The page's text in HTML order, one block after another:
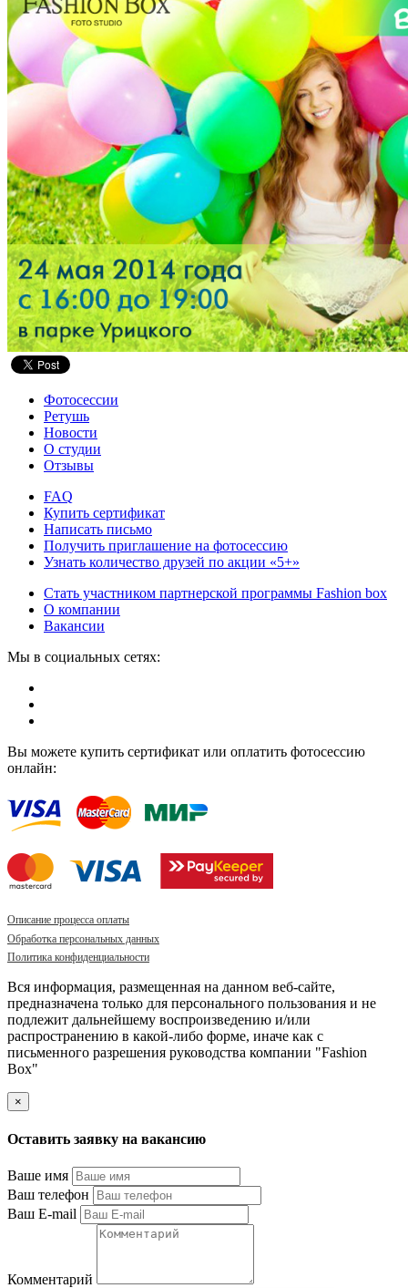
Фотосессии
Ретушь
Новости
О студии
Отзывы
FAQ
Купить сертификат
Написать письмо
Получить приглашение на фотосессию
Узнать количество друзей по акции «5+»
Стать участником партнерской программы Fashion box
О компании
Вакансии
Мы в социальных сетях:
Вы можете купить сертификат или оплатить фотосессию
онлайн:
Описание процесса оплаты
Обработка персональных данных
Политика конфиденциальности
Вся информация, размещенная на данном веб-сайте,
предназначена только для персонального пользования и не
подлежит дальнейшему воспроизведению и/или
распространению в какой-либо форме, иначе как с
письменного разрешения руководства компании "Fashion
Box"
×
Оставить заявку на вакансию
Ваше имя
Ваш телефон
Ваш E-mail
Комментарий